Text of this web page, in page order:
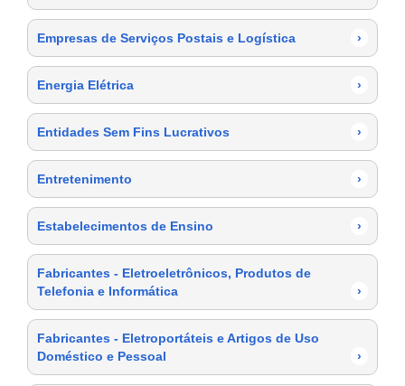
Empresas de Serviços Postais e Logística ›
Energia Elétrica ›
Entidades Sem Fins Lucrativos ›
Entretenimento ›
Estabelecimentos de Ensino ›
Fabricantes - Eletroeletrônicos, Produtos de
Telefonia e Informática
›
Fabricantes - Eletroportáteis e Artigos de Uso
Doméstico e Pessoal
›